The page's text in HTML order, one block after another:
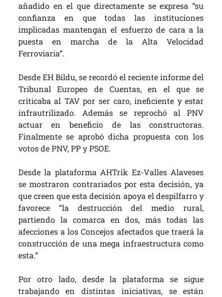
añadido en el que directamente se expresa “su
confianza en que todas las instituciones
implicadas mantengan el esfuerzo de cara a la
puesta en marcha de la Alta Velocidad
Ferroviaria”.
Desde EH Bildu, se recordó el reciente informe del
Tribunal Europeo de Cuentas, en el que se
criticaba al TAV por ser caro, ineficiente y estar
infrautrilizado. Además se reprochó al PNV
actuar en beneficio de las constructoras.
Finalmente se aprobó dicha propuesta con los
votos de PNV, PP y PSOE.
Desde la plataforma AHTrik Ez-Valles Alaveses
se mostraron contrariados por esta decisión, ya
que creen que esta decisión apoya el despilfarro y
favorece “la destrucción del medio rural,
partiendo la comarca en dos, más todas las
afecciones a los Concejos afectados que traerá la
construcción de una mega infraestructura como
esta.”
Por otro lado, desde la plataforma se sigue
trabajando en distintas iniciativas, se están